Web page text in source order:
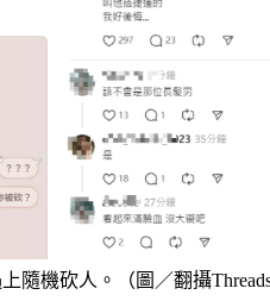
隨機砍人。（圖／翻攝